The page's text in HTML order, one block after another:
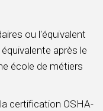
ou l'équivalent
après le
école de métiers
certification OSHA-